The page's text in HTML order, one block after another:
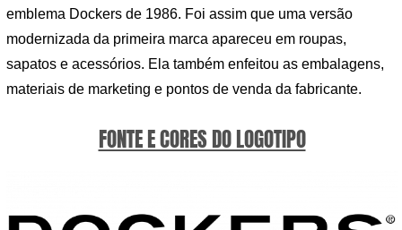
emblema Dockers de 1986. Foi assim que uma versão
modernizada da primeira marca apareceu em roupas,
sapatos e acessórios. Ela também enfeitou as embalagens,
materiais de marketing e pontos de venda da fabricante.
FONTE E CORES DO LOGOTIPO